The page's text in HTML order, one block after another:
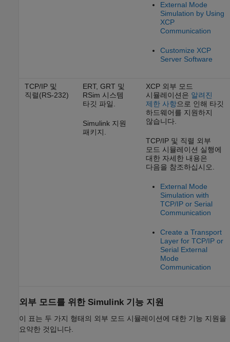
External Mode
Simulation by Using
XCP
Communication
Customize XCP
Server Software
TCP/IP 및
직렬(RS-232)
ERT, GRT 및
RSim 시스템
타깃 파일.
Simulink 지원
패키지.
XCP 외부 모드
시뮬레이션은 알려진
제한 사항으로 인해 타깃
하드웨어를 지원하지
않습니다.
TCP/IP 및 직렬 외부
모드 시뮬레이션 실행에
대한 자세한 내용은
다음을 참조하십시오.
External Mode
Simulation with
TCP/IP or Serial
Communication
Create a Transport
Layer for TCP/IP or
Serial External
Mode
Communication
외부 모드를 위한 Simulink 기능 지원
이 표는 두 가지 형태의 외부 모드 시뮬레이션에 대한 기능 지원을
요약한 것입니다.